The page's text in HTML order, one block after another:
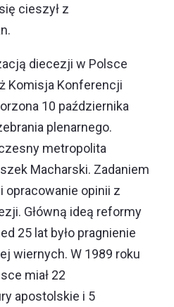
cieszył z
diecezji w Polsce
Komisja Konferencji
10 października
plenarnego.
metropolita
Macharski. Zadaniem
opracowanie opinii z
Główną ideą reformy
25 lat było pragnienie
wiernych. W 1989 roku
miał 22
apostolskie i 5